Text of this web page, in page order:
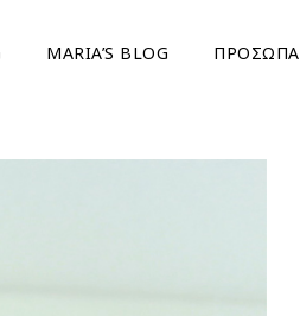
ΜARIA’S BLOG ΠΡΟΣΩΠΑ